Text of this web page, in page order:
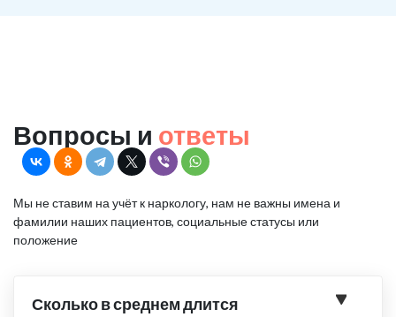
Вопросы и ответы
Мы не ставим на учёт к наркологу, нам не важны имена и
фамилии наших пациентов, социальные статусы или
положение
Сколько в среднем длится